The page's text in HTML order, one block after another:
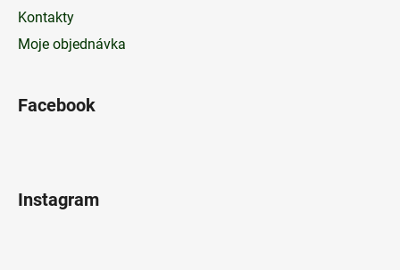
Kontakty
Moje objednávka
Facebook
Instagram